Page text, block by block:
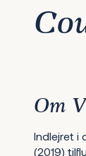
Om
Indlejret i
(2019)